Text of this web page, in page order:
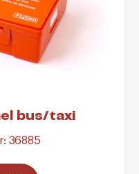
bus/taxi
36885